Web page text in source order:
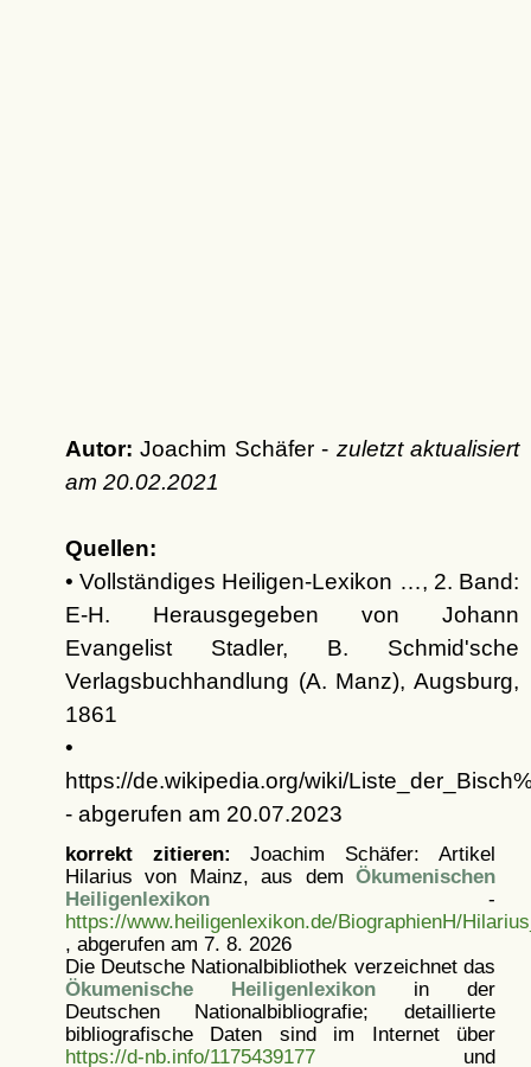
Autor: Joachim Schäfer - zuletzt aktualisiert
am 20.02.2021
Quellen:
• Vollständiges Heiligen-Lexikon …, 2. Band:
E-H. Herausgegeben von Johann
Evangelist Stadler, B. Schmid'sche
Verlagsbuchhandlung (A. Manz), Augsburg,
1861
•
https://de.wikipedia.org/wiki/
- abgerufen am 20.07.2023
korrekt zitieren: Joachim Schäfer: Artikel
Hilarius von Mainz, aus dem Ökumenischen
Heiligenlexikon-
https://www.heiligenlexikon.de/BiographienH/
, abgerufen am 7. 8. 2026
Die Deutsche Nationalbibliothek verzeichnet das
Ökumenische Heiligenlexikonin der
Deutschen Nationalbibliografie; detaillierte
bibliografische Daten sind im Internet über
https://d-nb.info/1175439177und